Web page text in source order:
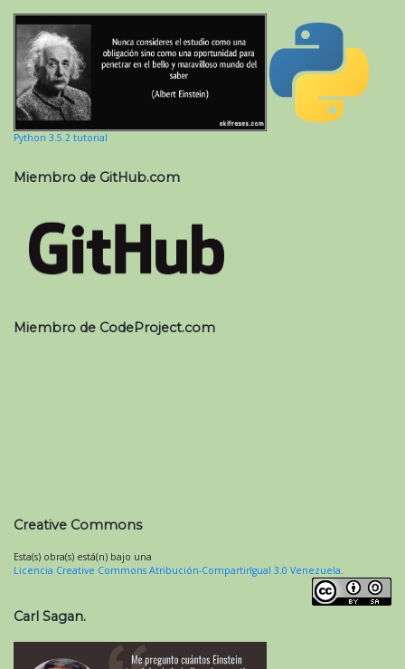
Python 3.5.2 tutorial
Miembro de GitHub.com
Miembro de CodeProject.com
Creative Commons
Esta(s) obra(s) está(n) bajo una
Licencia Creative Commons Atribución-CompartirIgual 3.0 Venezuela.
Carl Sagan.